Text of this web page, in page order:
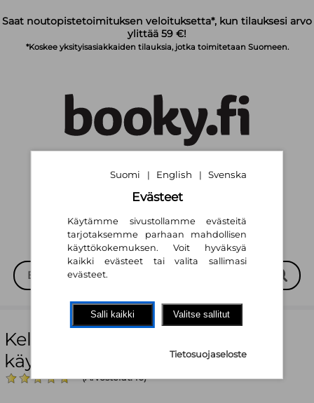
Saat noutopistetoimituksen veloituksetta*, kun tilauksesi arvo
ylittää 59 €!
*Koskee yksityisasiakkaiden tilauksia, jotka toimitetaan Suomeen.
Suomi English | Svenska
Kellomies : Rannekellot ajan
käyttöesineinä ja harrasteena
(Arvostelut: 10)
Suomi | English | Svenska
Evästeet
Käytämme sivustollamme evästeitä
tarjotaksemme parhaan mahdollisen
käyttökokemuksen. Voit hyväksyä
kaikki evästeet tai valita sallimasi
evästeet.
Salli kaikki Valitse sallitut
Tietosuojaseloste